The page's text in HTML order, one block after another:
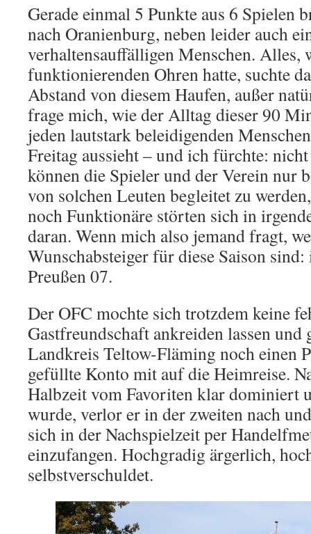
Gerade einmal 5 Punkte aus 6 Spielen
nach Oranienburg, neben leider auch
verhaltensauffälligen Menschen. Alles,
funktionierenden Ohren hatte, suchte
Abstand von diesem Haufen, außer
frage mich, wie der Alltag dieser 90
jeden lautstark beleidigenden
Freitag aussieht – und ich fürchte:
können die Spieler und der Verein nur
von solchen Leuten begleitet zu
noch Funktionäre störten sich in
daran. Wenn mich also jemand fragt,
Wunschabsteiger für diese Saison
Preußen 07.
Der OFC mochte sich trotzdem keine
Gastfreundschaft ankreiden lassen und
Landkreis Teltow-Fläming noch einen
gefüllte Konto mit auf die Heimreise.
Halbzeit vom Favoriten klar dominiert
wurde, verlor er in der zweiten nach
sich in der Nachspielzeit per
einzufangen. Hochgradig ärgerlich,
selbstverschuldet.